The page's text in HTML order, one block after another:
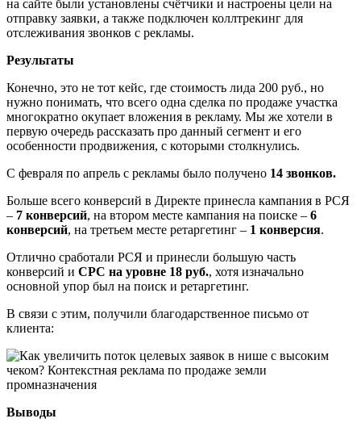
на сайте были установлены счётчики и настроены цели на
отправку заявки, а также подключен коллтрекинг для
отслеживания звонков с рекламы.
Результаты
Конечно, это не тот кейс, где стоимость лида 200 руб., но
нужно понимать, что всего одна сделка по продаже участка
многократно окупает вложения в рекламу. Мы же хотели в
первую очередь рассказать про данный сегмент и его
особенности продвижения, с которыми столкнулись.
С февраля по апрель с рекламы было получено 14 звонков.
Больше всего конверсий в Директе принесла кампания в РСЯ
– 7 конверсий, на втором месте кампания на поиске – 6
конверсий, на третьем месте ретаргетинг – 1 конверсия.
Отлично сработали РСЯ и принесли большую часть
конверсий и CPС на уровне 18 руб., хотя изначально
основной упор был на поиск и ретаргетинг.
В связи с этим, получили благодарственное письмо от
клиента:
Выводы